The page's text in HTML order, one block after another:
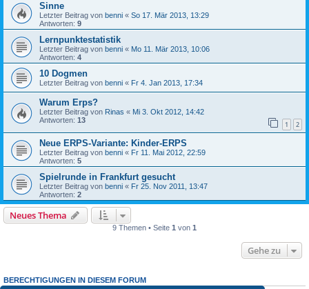
Sinne
Letzter Beitrag von benni « So 17. Mär 2013, 13:29
Antworten: 9
Lernpunktestatistik
Letzter Beitrag von benni « Mo 11. Mär 2013, 10:06
Antworten: 4
10 Dogmen
Letzter Beitrag von benni « Fr 4. Jan 2013, 17:34
Warum Erps?
Letzter Beitrag von Rinas « Mi 3. Okt 2012, 14:42
Antworten: 13 1 2
Neue ERPS-Variante: Kinder-ERPS
Letzter Beitrag von benni « Fr 11. Mai 2012, 22:59
Antworten: 5
Spielrunde in Frankfurt gesucht
Letzter Beitrag von benni « Fr 25. Nov 2011, 13:47
Antworten: 2
Neues Thema
9 Themen • Seite 1 von 1
Gehe zu
BERECHTIGUNGEN IN DIESEM FORUM